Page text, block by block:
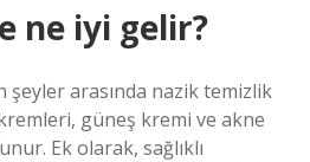
ne iyi gelir?
şeyler arasında nazik temizlik
güneş kremi ve akne
Ek olarak, sağlıklı